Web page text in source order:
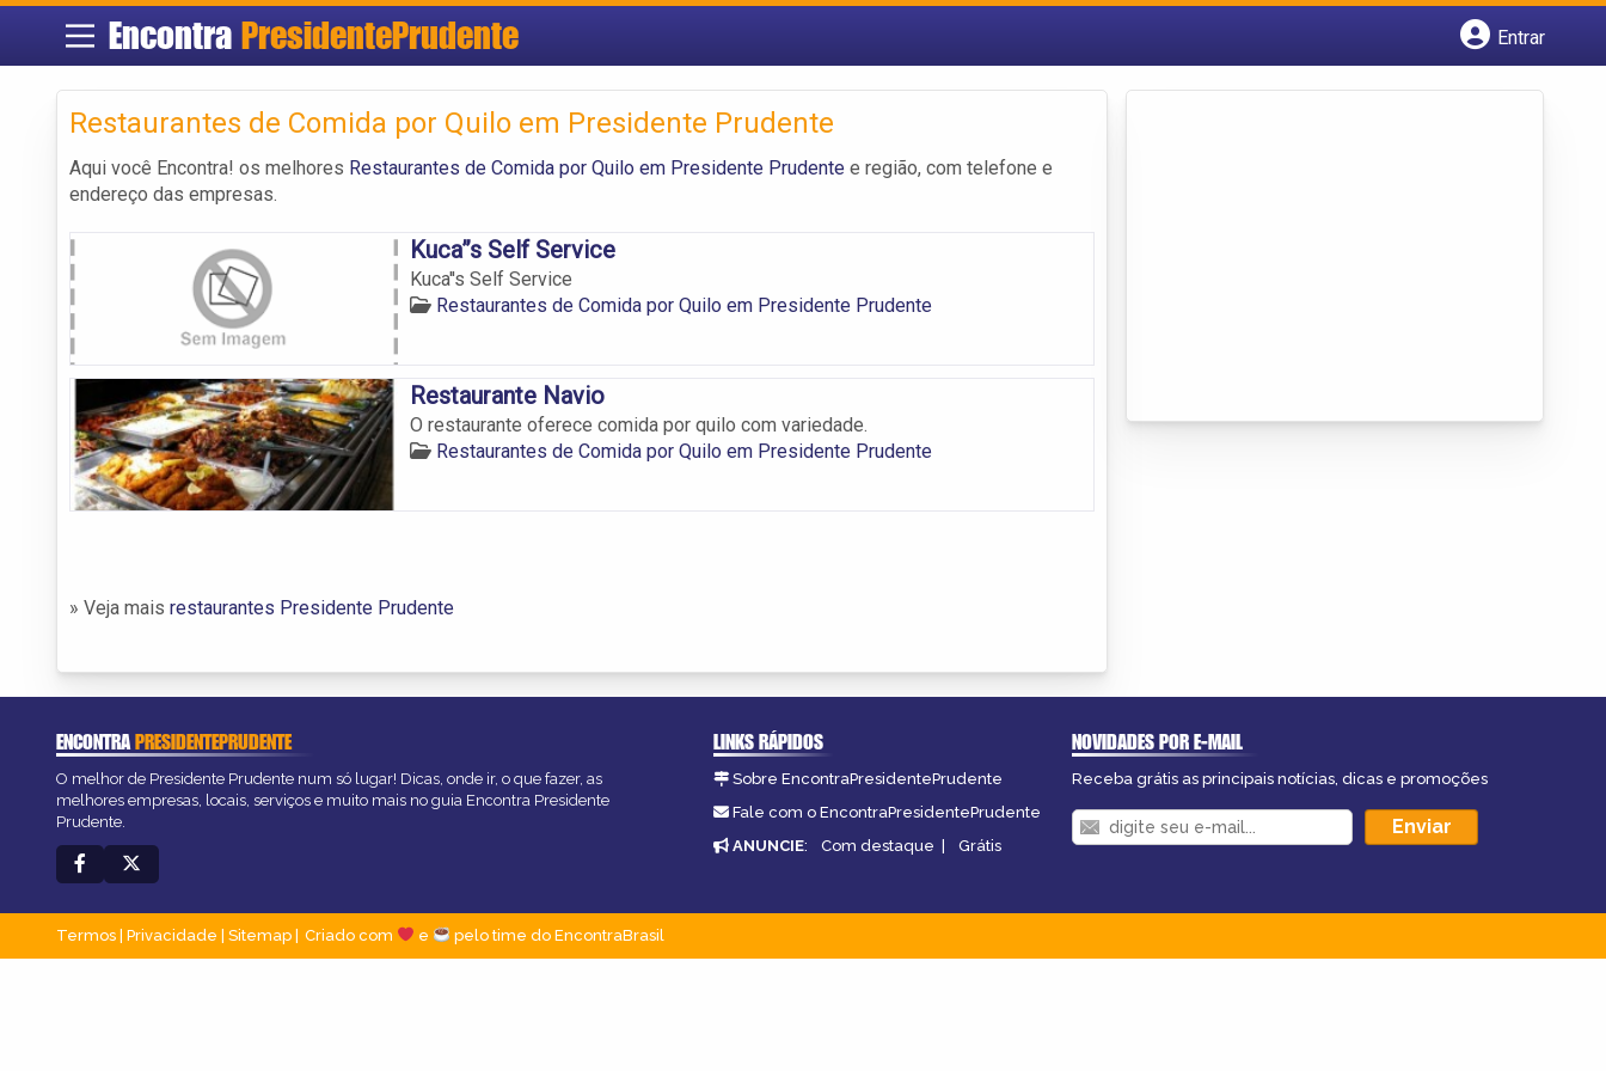
Encontra PresidentePrudente
Entrar
Restaurantes de Comida por Quilo em Presidente Prudente
Aqui você Encontra! os melhores Restaurantes de Comida por Quilo em Presidente Prudente e região, com telefone e
endereço das empresas.
Kuca”s Self Service
Kuca''s Self Service
Restaurantes de Comida por Quilo em Presidente Prudente
Restaurante Navio
O restaurante oferece comida por quilo com variedade.
Restaurantes de Comida por Quilo em Presidente Prudente
» Veja mais restaurantes Presidente Prudente
ENCONTRAPRESIDENTEPRUDENTE
O melhor de Presidente Prudente num só lugar! Dicas, onde ir, o que fazer, as
melhores empresas, locais, serviços e muito mais no guia Encontra Presidente
Prudente.
LINKS RÁPIDOS
Sobre EncontraPresidentePrudente
Fale com o EncontraPresidentePrudente
ANUNCIE: Com destaque | Grátis
NOVIDADES POR E-MAIL
Receba grátis as principais notícias, dicas e promoções
Termos | Privacidade | Sitemap Criado com e pelo time do EncontraBrasil